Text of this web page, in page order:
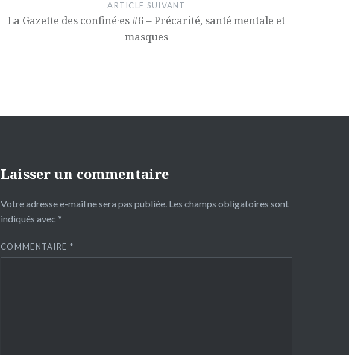
ARTICLE SUIVANT
La Gazette des confiné·es #6 – Précarité, santé mentale et
masques
Laisser un commentaire
Votre adresse e-mail ne sera pas publiée. Les champs obligatoires sont
indiqués avec *
COMMENTAIRE *